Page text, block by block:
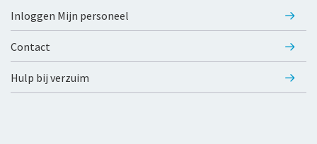
Anw-pensioen
Nabestaandenverzekering Collectief
Ongevallenverzekering Collectief
Inloggen Mijn personeel
Contact
Hulp bij verzuim